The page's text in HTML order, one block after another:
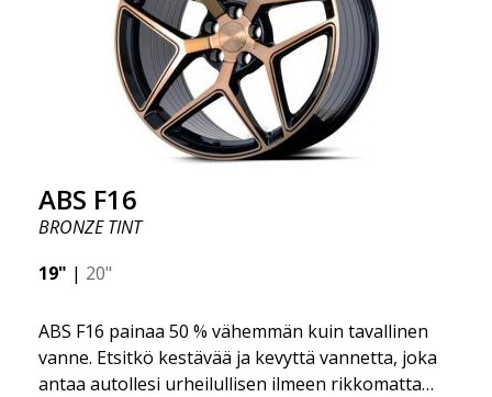
ABS F16
BRONZE TINT
19" | 20"
ABS F16 painaa 50 % vähemmän kuin tavallinen
vanne. Etsitkö kestävää ja kevyttä vannetta, joka
antaa autollesi urheilullisen ilmeen rikkomatta